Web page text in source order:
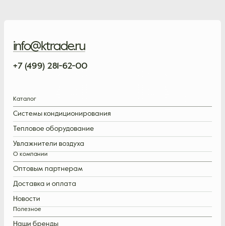
info@ktrade.ru
+7 (499) 281-62-00
Каталог
Системы кондиционирования
Тепловое оборудование
Увлажнители воздуха
О компании
Оптовым партнерам
Доставка и оплата
Новости
Полезное
Наши бренды